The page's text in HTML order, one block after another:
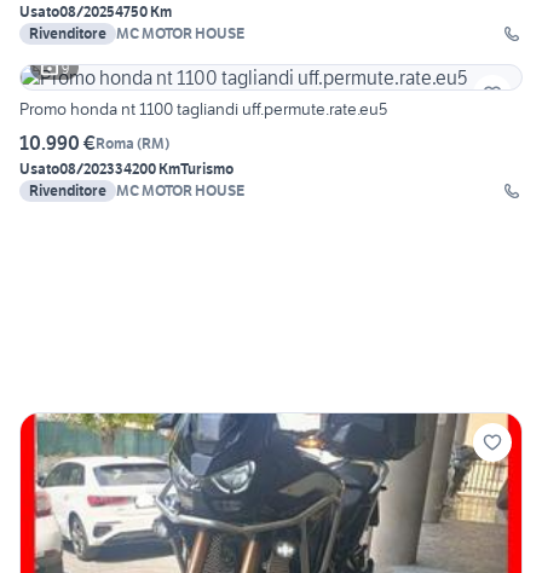
Usato08/20254750 Km
Rivenditore MC MOTOR HOUSE
9
Promo honda nt 1100 tagliandi uff.permute.rate.eu5
10.990 €Roma (RM)
Usato08/202334200 KmTurismo
Rivenditore MC MOTOR HOUSE